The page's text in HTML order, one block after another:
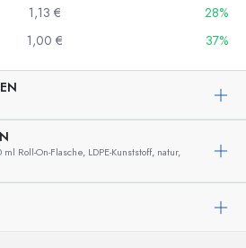
1,13 €
28%
1,00 € 37%
ml Roll-On-Flasche, LDPE-Kunststoff, natur,